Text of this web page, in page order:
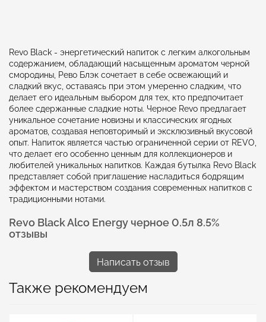
Revo Black - энергетический напиток с легким алкогольным
содержанием, обладающий насыщенным ароматом черной
смородины, Рево Блэк сочетает в себе освежающий и
сладкий вкус, оставаясь при этом умеренно сладким, что
делает его идеальным выбором для тех, кто предпочитает
более сдержанные сладкие ноты. Черное Revo предлагает
уникальное сочетание новизны и классических ягодных
ароматов, создавая неповторимый и эксклюзивный вкусовой
опыт. Напиток является частью ограниченной серии от REVO,
что делает его особенно ценным для коллекционеров и
любителей уникальных напитков. Каждая бутылка Revo Black
представляет собой приглашение насладиться бодрящим
эффектом и мастерством создания современных напитков с
традиционными нотами.
Revo Black Alco Energy черное 0.5л 8.5%
отзывы
Написать отзыв
Также рекомендуем